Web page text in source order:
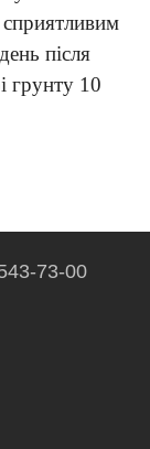
після
грунту 10
73-00